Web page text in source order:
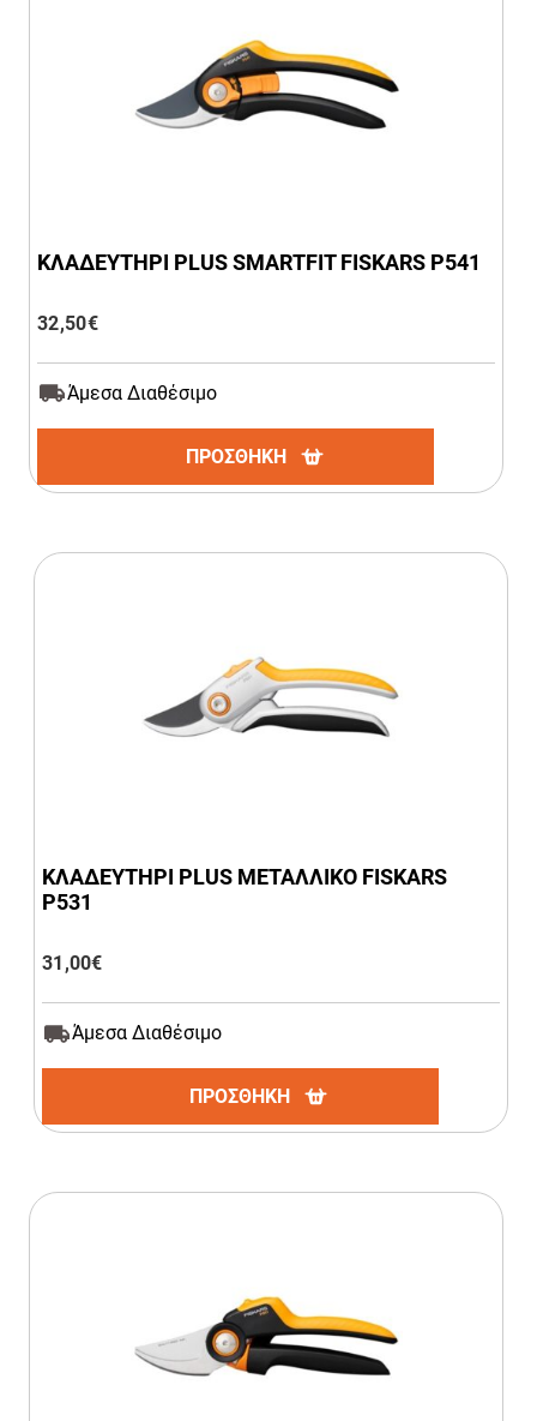
ΚΛΑΔΕΥΤΗΡΙ PLUS SMARTFIT FISKARS P541
32,50€
Άμεσα Διαθέσιμο
ΠΡΟΣΘΗΚΗ
ΚΛΑΔΕΥΤΗΡΙ PLUS ΜΕΤΑΛΛΙΚΟ FISKARS
P531
31,00€
Άμεσα Διαθέσιμο
ΠΡΟΣΘΗΚΗ